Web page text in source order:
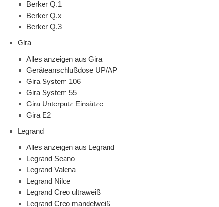
Berker Q.1
Berker Q.x
Berker Q.3
Gira
Alles anzeigen aus Gira
Geräteanschlußdose UP/AP
Gira System 106
Gira System 55
Gira Unterputz Einsätze
Gira E2
Legrand
Alles anzeigen aus Legrand
Legrand Seano
Legrand Valena
Legrand Niloe
Legrand Creo ultraweiß
Legrand Creo mandelweiß